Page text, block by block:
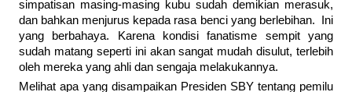
simpatisan masing-masing kubu sudah demikian merasuk,
dan bahkan menjurus kepada rasa benci yang berlebihan. Ini
yang berbahaya. Karena kondisi fanatisme sempit yang
sudah matang seperti ini akan sangat mudah disulut, terlebih
oleh mereka yang ahli dan sengaja melakukannya.
Melihat apa yang disampaikan Presiden SBY tentang pemilu